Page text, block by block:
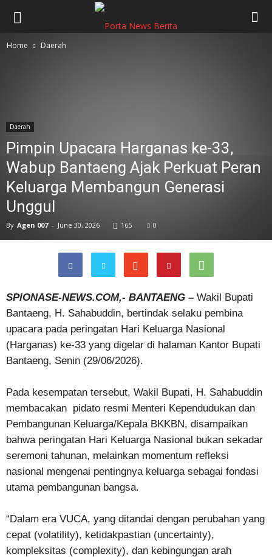
Home Daerah
Daerah
Pimpin Upacara Harganas ke-33,
Wabup Bantaeng Ajak Perkuat Peran
Keluarga Membangun Generasi
Unggul
By Agen 007 - June 30, 2026 165 0
SPIONASE-NEWS.COM,- BANTAENG – Wakil Bupati
Bantaeng, H. Sahabuddin, bertindak selaku pembina
upacara pada peringatan Hari Keluarga Nasional
(Harganas) ke-33 yang digelar di halaman Kantor Bupati
Bantaeng, Senin (29/06/2026).
Pada kesempatan tersebut, Wakil Bupati, H. Sahabuddin
membacakan pidato resmi Menteri Kependudukan dan
Pembangunan Keluarga/Kepala BKKBN, disampaikan
bahwa peringatan Hari Keluarga Nasional bukan sekadar
seremoni tahunan, melainkan momentum refleksi
nasional mengenai pentingnya keluarga sebagai fondasi
utama pembangunan bangsa.
“Dalam era VUCA, yang ditandai dengan perubahan yang
cepat (volatility), ketidakpastian (uncertainty),
kompleksitas (complexity), dan kebingungan arah